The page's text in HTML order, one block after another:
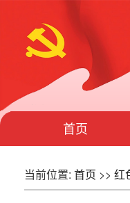
首页
当前位置: 首页 >> 红